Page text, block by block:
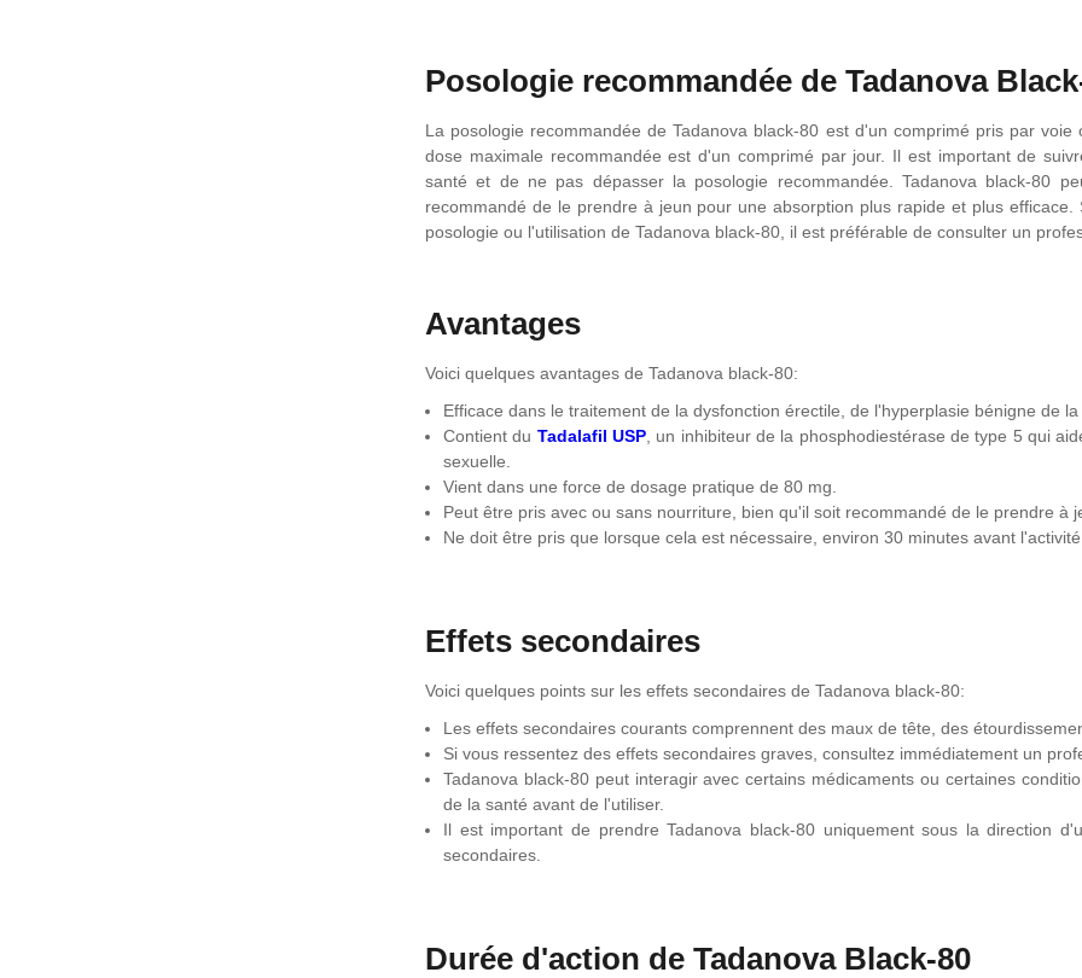
Posologie recommandée de Tadanova
La posologie recommandée de Tadanova black-80 est d'un comprimé pris par voie
dose maximale recommandée est d'un comprimé par jour. Il est important de
santé et de ne pas dépasser la posologie recommandée. Tadanova black-80
recommandé de le prendre à jeun pour une absorption plus rapide et plus
posologie ou l'utilisation de Tadanova black-80, il est préférable de consulter un
Avantages
Voici quelques avantages de Tadanova black-80:
Efficace dans le traitement de la dysfonction érectile, de l'hyperplasie bénigne de
Contient du Tadalafil USP , un inhibiteur de la phosphodiestérase de type 5 qui
sexuelle.
Vient dans une force de dosage pratique de 80 mg.
Peut être pris avec ou sans nourriture, bien qu'il soit recommandé de le prendre à
Ne doit être pris que lorsque cela est nécessaire, environ 30 minutes avant l'activité
Effets secondaires
Voici quelques points sur les effets secondaires de Tadanova black-80:
Les effets secondaires courants comprennent des maux de tête, des
Si vous ressentez des effets secondaires graves, consultez immédiatement un
Tadanova black-80 peut interagir avec certains médicaments ou certaines
de la santé avant de l'utiliser.
Il est important de prendre Tadanova black-80 uniquement sous la direction
secondaires.
Durée d'action de Tadanova Black-80